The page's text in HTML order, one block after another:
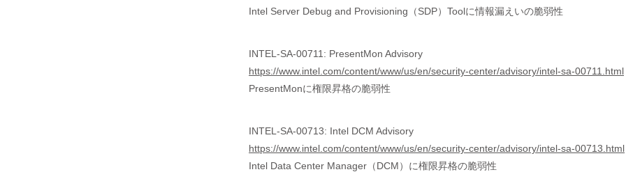
Intel Server Debug and Provisioning（SDP）Toolに情報漏えいの脆弱性
INTEL-SA-00711: PresentMon Advisory
https://www.intel.com/content/www/us/en/security-center/advisory/intel-sa-00711.html
PresentMonに権限昇格の脆弱性
INTEL-SA-00713: Intel DCM Advisory
https://www.intel.com/content/www/us/en/security-center/advisory/intel-sa-00713.html
Intel Data Center Manager（DCM）に権限昇格の脆弱性